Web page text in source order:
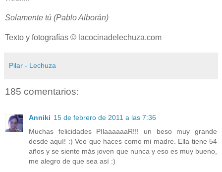
Solamente tú (Pablo Alborán)
Texto y fotografías © lacocinadelechuza.com
Pilar - Lechuza
185 comentarios:
Anniki 15 de febrero de 2011 a las 7:36
Muchas felicidades PIlaaaaaaR!!! un beso muy grande
desde aquí! :) Veo que haces como mi madre. Ella tiene 54
años y se siente más joven que nunca y eso es muy bueno,
me alegro de que sea así :)